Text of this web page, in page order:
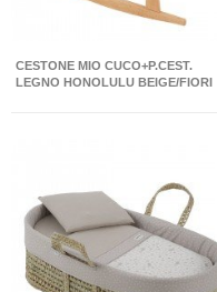
CESTONE MIO CUCO+P.CEST.
LEGNO HONOLULU BEIGE/FIORI